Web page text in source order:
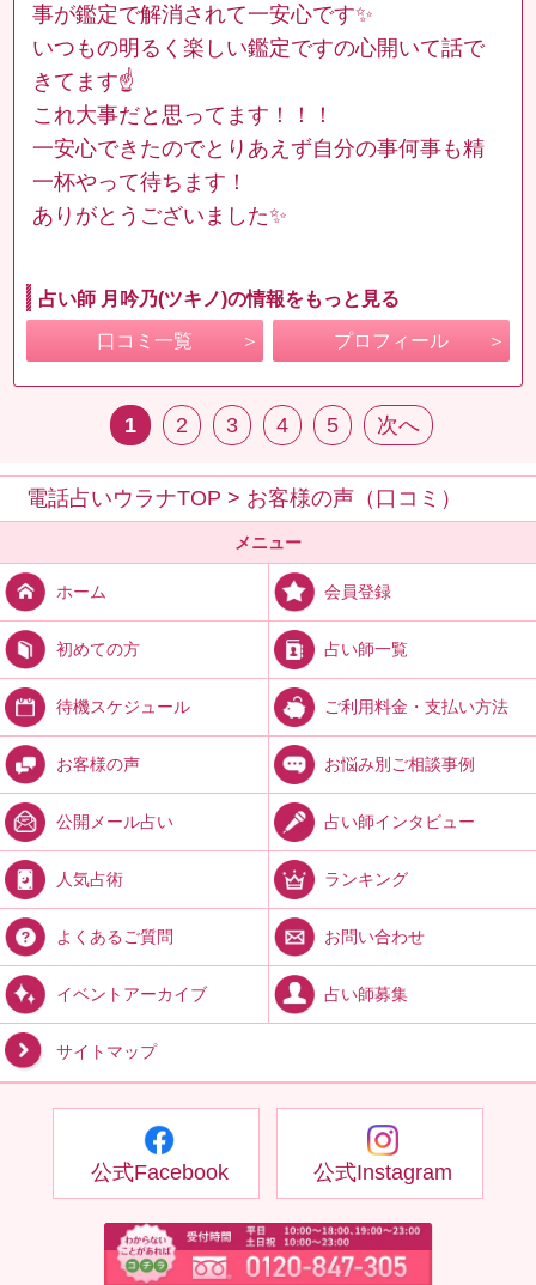
事が鑑定で解消されて一安心です✨
いつもの明るく楽しい鑑定ですの心開いて話で
きてます☝️
これ大事だと思ってます！！！
一安心できたのでとりあえず自分の事何事も精
一杯やって待ちます！
ありがとうございました✨
占い師 月吟乃(ツキノ)の情報をもっと見る
口コミ一覧 プロフィール
1 2 3 4 5 次へ
電話占いウラナTOP > お客様の声（口コミ）
メニュー
ホーム 会員登録
初めての方 占い師一覧
待機スケジュール ご利用料金・支払い方法
お客様の声 お悩み別ご相談事例
公開メール占い 占い師インタビュー
人気占術 ランキング
よくあるご質問 お問い合わせ
イベントアーカイブ 占い師募集
サイトマップ
公式Facebook 公式Instagram